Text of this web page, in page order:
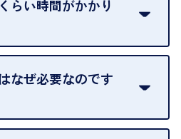
、お品物をお戻しすることがで
間のうちに、お気軽にお申し出
、8日間保管しております。
軽にご相談ください。
らい時間がかかり
によって異なりますが、店頭買
数分程度が目安です。大量の
時間をいただくことがございま
なぜ必要なのです
により、お客様のご本人確認を